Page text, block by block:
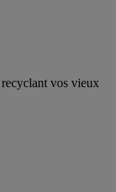
vos vieux